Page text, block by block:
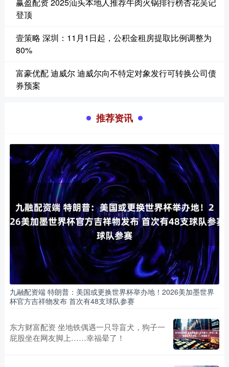
赢盈配资 2025汕头本地人推荐牛肉火锅排行榜杏花吴记
登顶
壹策略 深圳：11月1日起，公积金租房提取比例调整为
80%
富豪优配 迪威尔 迪威尔向不特定对象发行可转换公司债
券预案
推荐资讯
九融配资端 特朗普：美国或更换世界杯举办地！2026美加墨世界
杯官方吉祥物发布 首次有48支球队参赛
东方财富配资 坐地铁偶遇一只导盲犬，狗子一
屁股坐在网友脚上……幸福晕了！